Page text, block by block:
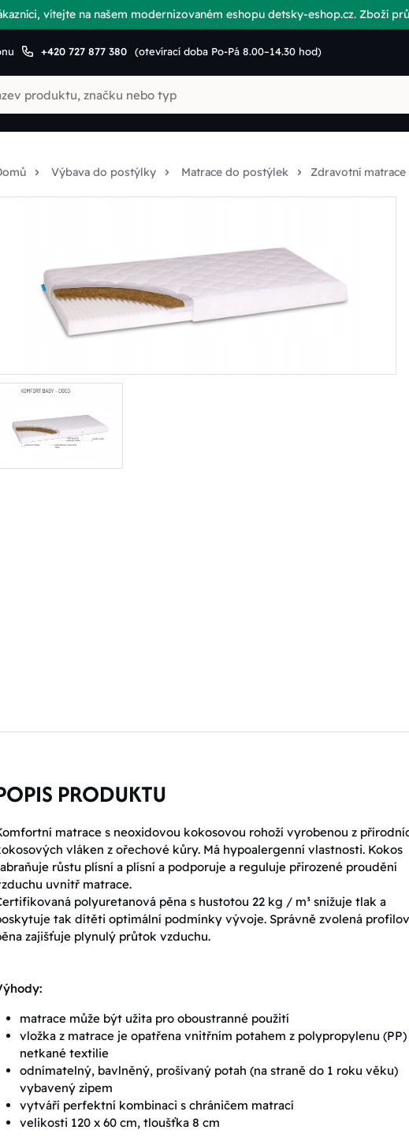
vítejte na našem modernizovaném eshopu detsky-eshop.cz. Zboží
+420 727 877 380 (otevírací doba Po-Pá 8.00–14.30 hod)
Výbava do postýlky Matrace do postýlek Zdravotní
PRODUKTU
matrace s neoxidovou kokosovou rohoží vyrobenou z
vláken z ořechové kůry. Má hypoalergenní vlastnosti. Kokos
růstu plísní a plísní a podporuje a reguluje přirozené proudění
uvnitř matrace.
polyuretanová pěna s hustotou 22 kg / m³ snižuje tlak a
tak dítěti optimální podmínky vývoje. Správně zvolená
zajišťuje plynulý průtok vzduchu.
matrace může být užita pro oboustranné použití
vložka z matrace je opatřena vnitřním potahem z polypropylenu (PP)
netkané textilie
odnímatelný, bavlněný, prošívaný potah (na straně do 1 roku věku)
vybavený zipem
vytváří perfektní kombinaci s chráničem matrací
velikosti 120 x 60 cm, tloušťka 8 cm